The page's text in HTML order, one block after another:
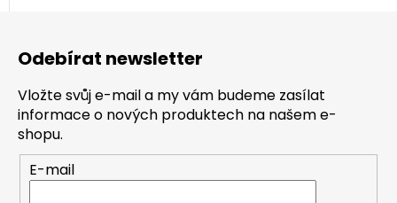
Odebírat newsletter
Vložte svůj e-mail a my vám budeme zasílat
informace o nových produktech na našem e-
shopu.
E-mail